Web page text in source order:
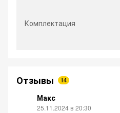
Комплектация
Отзывы 14
Макс
25.11.2024 в 20:30